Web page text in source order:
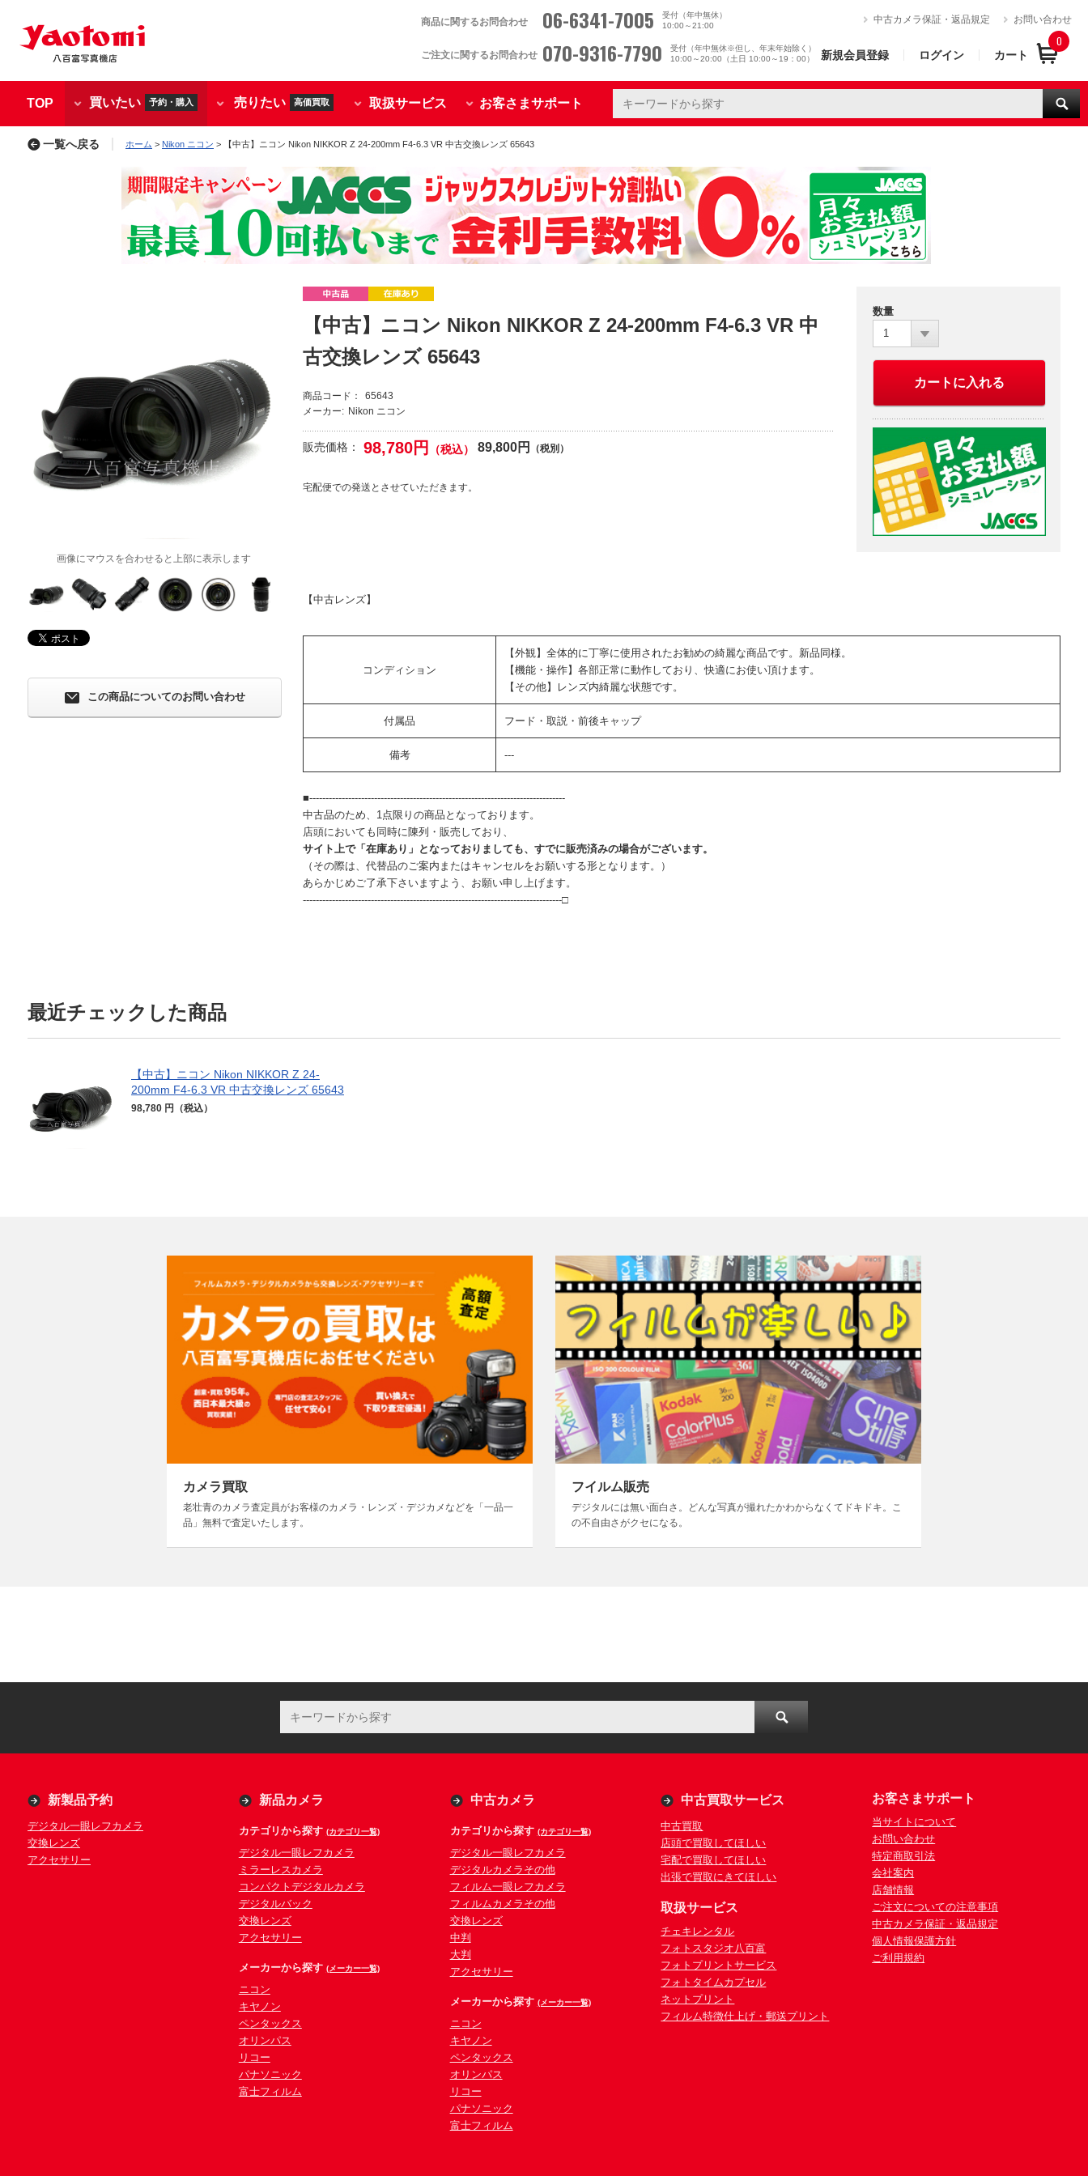
商品に関するお問合わせ 06-6341-7005
受付（年中無休）
10:00～21:00
ご注文に関するお問合わせ 070-9316-7790
受付（年中無休※但し、年末年始除く）
10:00～20:00（土日 10:00～19：00）
中古カメラ保証・返品規定 お問い合わせ
新規会員登録 ログイン カート
0
TOP 買いたい 予約・購入 売りたい 高価買取 取扱サービス お客さまサポート
一覧へ戻る ホーム > Nikon ニコン > 【中古】ニコン Nikon NIKKOR Z 24-200mm F4-6.3 VR 中古交換レンズ 65643
【中古】ニコン Nikon NIKKOR Z 24-200mm F4-6.3 VR 中
古交換レンズ 65643
商品コード：
65643
メーカー: Nikon ニコン
販売価格： 98,780円 （税込） 89,800円 （税別）
宅配便での発送とさせていただきます。
数量
1
カートに入れる
【中古レンズ】
コンディション
【外観】全体的に丁寧に使用されたお勧めの綺麗な商品です。新品同様。
【機能・操作】各部正常に動作しており、快適にお使い頂けます。
【その他】レンズ内綺麗な状態です。
付属品 フード・取説・前後キャップ
備考 ---
■-------------------------------------------------------------------------------
中古品のため、1点限りの商品となっております。
店頭においても同時に陳列・販売しており、
サイト上で「在庫あり」となっておりましても、すでに販売済みの場合がございます。
（その際は、代替品のご案内またはキャンセルをお願いする形となります。）
あらかじめご了承下さいますよう、お願い申し上げます。
--------------------------------------------------------------------------------□
画像にマウスを合わせると上部に表示します
この商品についてのお問い合わせ
最近チェックした商品
【中古】ニコン Nikon NIKKOR Z 24-
200mm F4-6.3 VR 中古交換レンズ 65643
98,780 円（税込）
カメラ買取
老壮青のカメラ査定員がお客様のカメラ・レンズ・デジカメなどを「一品一
品」無料で査定いたします。
フイルム販売
デジタルには無い面白さ。どんな写真が撮れたかわからなくてドキドキ。こ
の不自由さがクセになる。
新製品予約
デジタル一眼レフカメラ
交換レンズ
アクセサリー
新品カメラ
カテゴリから探す (カテゴリ一覧)
デジタル一眼レフカメラ
ミラーレスカメラ
コンパクトデジタルカメラ
デジタルバック
交換レンズ
アクセサリー
メーカーから探す (メーカー一覧)
ニコン
キヤノン
ペンタックス
オリンパス
リコー
パナソニック
富士フィルム
中古カメラ
カテゴリから探す (カテゴリ一覧)
デジタル一眼レフカメラ
デジタルカメラその他
フィルム一眼レフカメラ
フィルムカメラその他
交換レンズ
中判
大判
アクセサリー
メーカーから探す (メーカー一覧)
ニコン
キヤノン
ペンタックス
オリンパス
リコー
パナソニック
富士フィルム
中古買取サービス
中古買取
店頭で買取してほしい
宅配で買取してほしい
出張で買取にきてほしい
取扱サービス
チェキレンタル
フォトスタジオ八百富
フォトプリントサービス
フォトタイムカプセル
ネットプリント
フィルム特徴仕上げ・郵送プリント
お客さまサポート
当サイトについて
お問い合わせ
特定商取引法
会社案内
店舗情報
ご注文についての注意事項
中古カメラ保証・返品規定
個人情報保護方針
ご利用規約